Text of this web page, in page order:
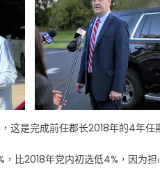
这是完成前任郡长2018年的4年
比2018年党内初选低4%，因为